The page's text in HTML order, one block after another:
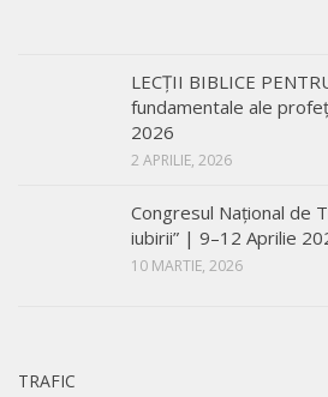
LECŢII BIBLICE
fundamentale ale
2026
2 APRILIE, 2026
Congresul Național de
iubirii” | 9–12 Aprilie
10 MARTIE, 2026
TRAFIC